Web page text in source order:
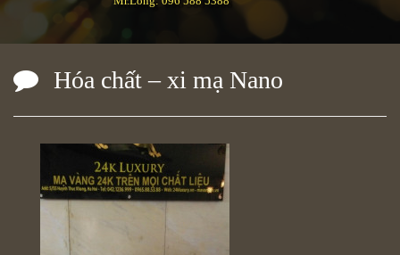
Hóa chất – xi mạ Nano